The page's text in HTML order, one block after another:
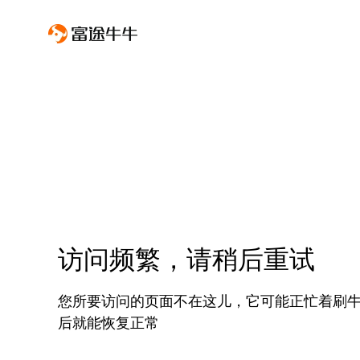
访问频繁，请稍后重试
您所要访问的页面不在这儿，它可能正忙着刷
后就能恢复正常